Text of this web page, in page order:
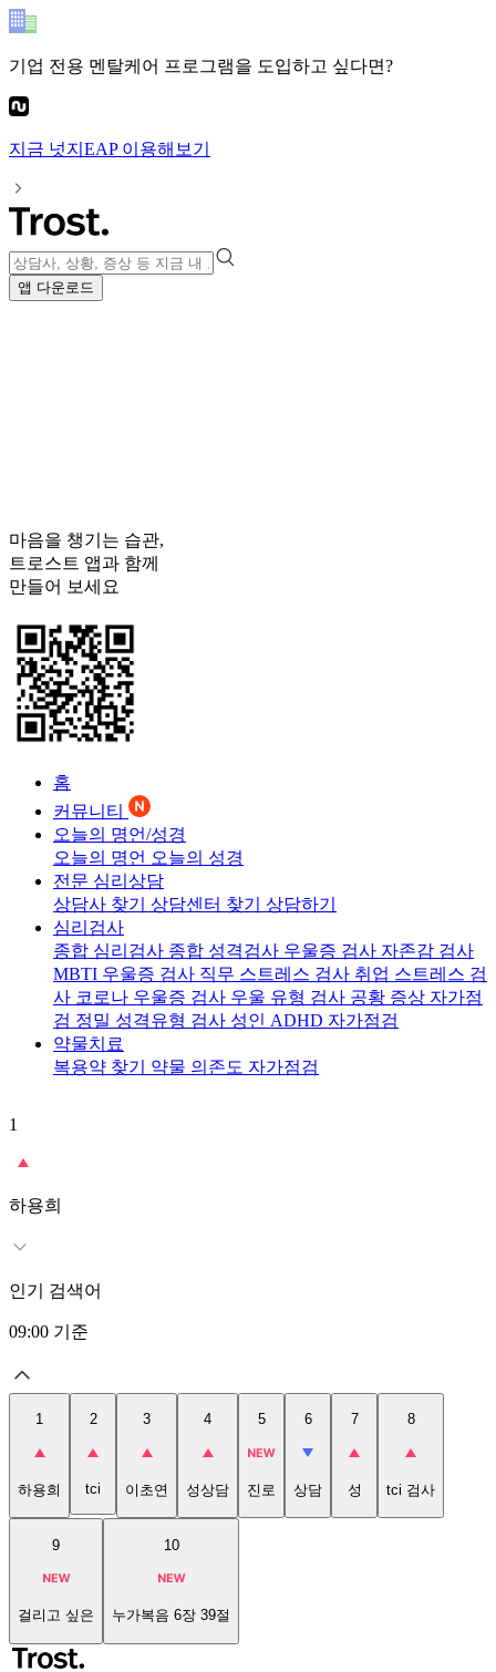
기업 전용 멘탈케어 프로그램을 도입하고 싶다면?
지금 넛지EAP이용해보기
앱 다운로드
마음을 챙기는 습관,
트로스트 앱과 함께
만들어 보세요
홈
커뮤니티
오늘의 명언/성경
오늘의 명언 오늘의 성경
전문 심리상담
상담사 찾기 상담센터 찾기 상담하기
심리검사
종합 심리검사 종합 성격검사 우울증 검사 자존감 검사
MBTI 우울증 검사 직무 스트레스 검사 취업 스트레스 검
사 코로나 우울증 검사 우울 유형 검사 공황 증상 자가점
검 정밀 성격유형 검사 성인 ADHD 자가점검
약물치료
복용약 찾기 약물 의존도 자가점검
1
하용희
인기 검색어
09:00 기준
1
하용희
2
tci
3
이초연
4
성상담
5
진로
6
상담
7
성
8
tci 검사
9
걸리고 싶은
10
누가복음 6장 39절